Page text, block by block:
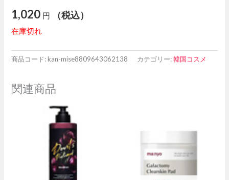
1,020 円 （税込）
在庫切れ
商品コード:kan-mise8809643062138 カテゴリー:韓国コスメ
関連商品